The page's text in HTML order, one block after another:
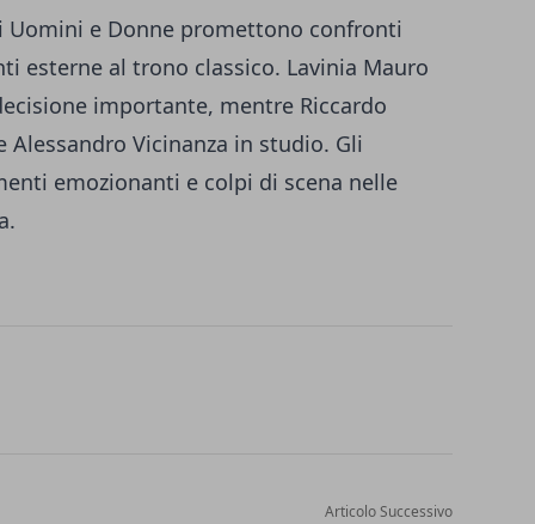
e Donne promettono confronti
esterne al trono classico. Lavinia Mauro
importante, mentre Riccardo
Vicinanza in studio. Gli
emozionanti e colpi di scena nelle
Articolo Successivo